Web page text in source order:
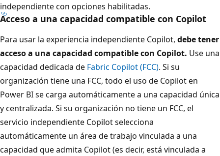
independientecon opciones habilitadas.
Acceso a una capacidad compatible con Copilot
Para usar la experiencia independiente Copilot, debe tener
acceso a una capacidad compatible con Copilot. Use una
capacidad dedicada de Fabric Copilot (FCC). Si su
organización tiene una FCC, todo el uso de Copilot en
Power BI se carga automáticamente a una capacidad única
y centralizada. Si su organización no tiene un FCC, el
servicio independiente Copilot selecciona
automáticamente un área de trabajo vinculada a una
capacidad que admita Copilot (es decir, está vinculada a